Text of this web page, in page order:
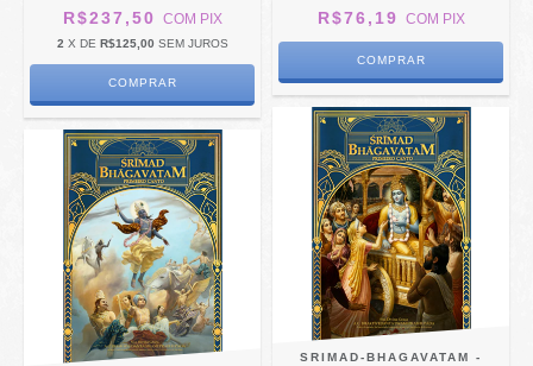
R$237,50 COM PIX
2 X DE R$125,00 SEM JUROS
R$76,19 COM PIX
SRIMAD-BHAGAVATAM -